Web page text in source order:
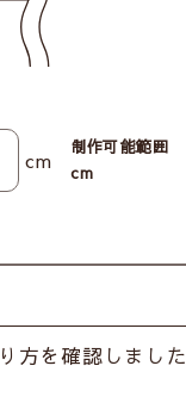
cm
制作可能範囲
cm
方を確認しました